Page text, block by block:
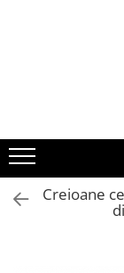
Accesorii pentru
Baloane
Mobila gradina &
Creioane